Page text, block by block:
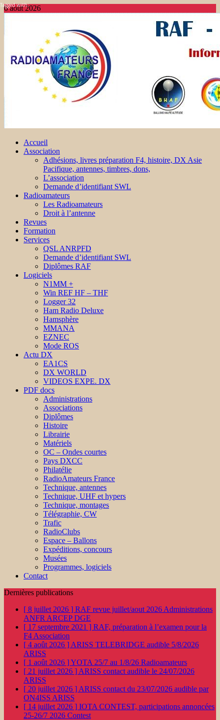
6 août 2026
Accueil
Association
Adhésions, livres préparation F4, histoire, DX Asie
Pacifique, antennes, timbres, dons,
L’association
Demande d’identifiant SWL
Radioamateurs
Les Radioamateurs
Droit à l’antenne
Revues
Formation
Services
QSL ANRPFD
Demande d’identifiant SWL
Diplômes RAF
Logiciels
N1MM +
Win REF HF – THF
Logger 32
Ham Radio Deluxe
Hamsphère
MMANA
EZNEC
Mode ROS
Actu DX
EA1CS
DX WORLD
VIDEOS EXPE. DX
PDF docs
Administrations
Associations
Diplômes
Histoire
Librairie
Matériels
OC – Ondes courtes
Pays DXCC
Philatélie
RadioAmateurs France
Technique, antennes
Technique, UHF et hypers
Technique, montages
Télégraphie, CW
Trafic
RadioClubs
Espace – Ballons
Expéditions, concours
Musées
Programmes, logiciels
Contact
Dernières publications
[ 8 juillet 2026 ] RAF revue juillet/aout 2026 Administrations
ANFR ARCEP DGE
[ 17 septembre 2021 ] RAF, préparation à l’examen pour la
F4 Association
[ 4 août 2026 ] ARISS TELEBRIDGE audible 5/8/2026
ARISS
[ 1 août 2026 ]YOTA 25/7 au 1/8/26 Radioamateurs
[ 21 juillet 2026 ] ARISS contact audible le 24/07/2026
ARISS
[ 20 juillet 2026 ] ARISS contact du 23/07/2026 audible par
ON4ISS ARISS
[ 14 juillet 2026 ] IOTA CONTEST, participations annoncées
25-26/7 2026 Contest
Tagged with: